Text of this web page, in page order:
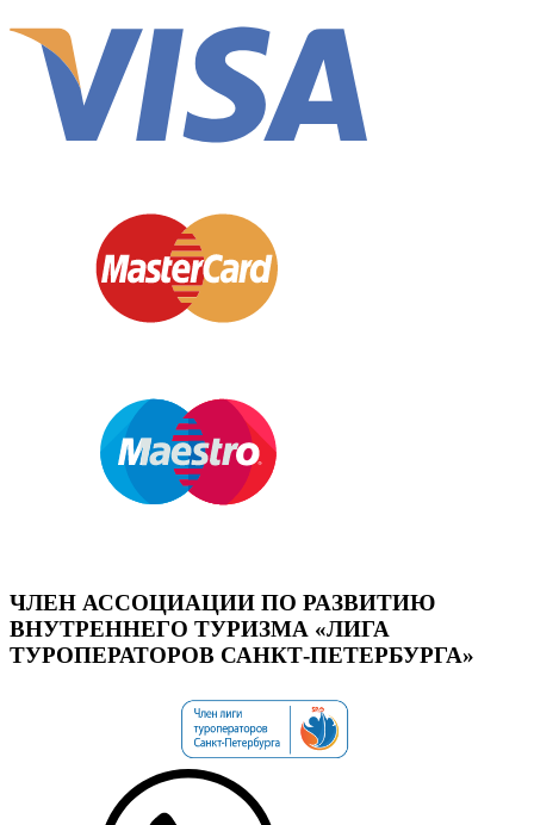
ЧЛЕН АССОЦИАЦИИ ПО РАЗВИТИЮ
ВНУТРЕННЕГО ТУРИЗМА «ЛИГА
ТУРОПЕРАТОРОВ САНКТ-ПЕТЕРБУРГА»